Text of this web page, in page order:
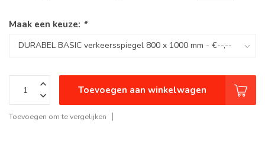
Maak een keuze: *
Toevoegen aan winkelwagen
Toevoegen om te vergelijken